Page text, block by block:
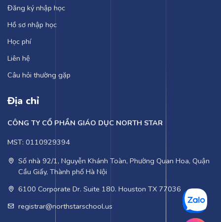
Đăng ký nhập học
Hồ sơ nhập học
Học phí
Liên hệ
Câu hỏi thường gặp
Địa chỉ
CÔNG TY CỔ PHẦN GIÁO DỤC NORTH STAR
MST: 0110929394
Số nhà 92/1, Nguyễn Khánh Toàn, Phường Quan Hoa, Quận
Cầu Giấy, Thành phố Hà Nội
6100 Corporate Dr. Suite 180. Houston TX 77036
registrar@northstarschool.us